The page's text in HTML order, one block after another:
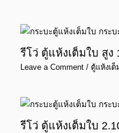
รีโว่ ตู้แห้งเต็มใบ สูง
Leave a Comment / ตู้แห้งเต็
รีโว่ ตู้แห้งเต็มใบ